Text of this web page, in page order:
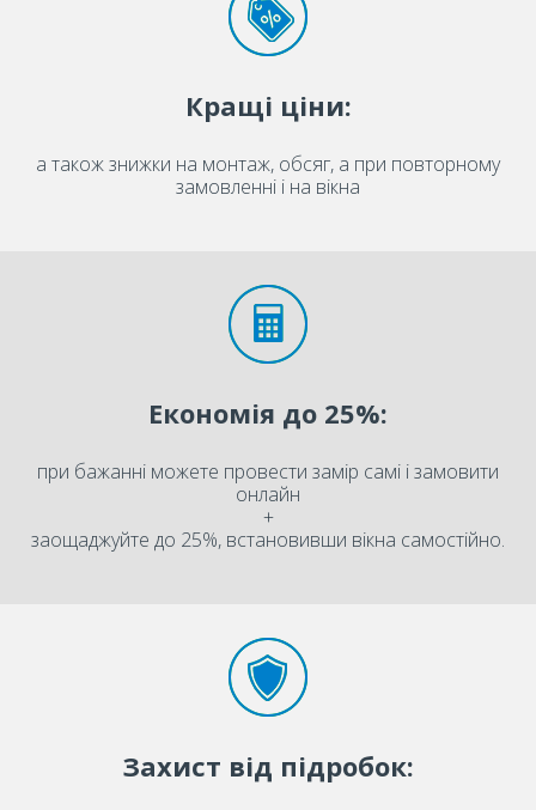
Кращі ціни:
а також знижки на монтаж, обсяг, а при повторному
замовленні і на вікна
Економія до 25%:
при бажанні можете провести замір самі і замовити
онлайн
+
заощаджуйте до 25%, встановивши вікна самостійно.
Захист від підробок: